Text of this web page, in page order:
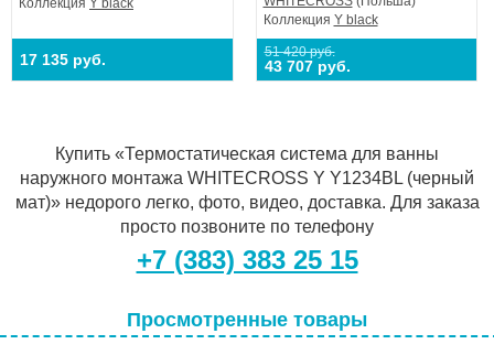
Коллекция Y black
17 135 руб.
Коллекция Y black
51 420 руб.
43 707 руб.
Купить «Термостатическая система для ванны
наружного монтажа WHITECROSS Y Y1234BL (черный
мат)» недорого легко, фото, видео, доставка. Для заказа
просто позвоните по телефону
+7 (383) 383 25 15
Просмотренные товары